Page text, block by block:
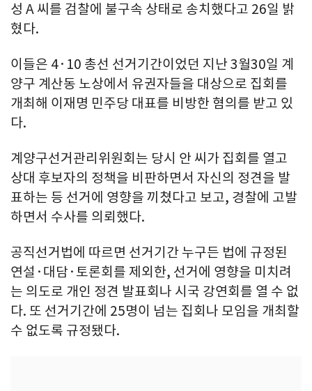
성 A 씨를 검찰에 불구속 상태로 송치했다고 26일 밝
혔다.
이들은 4·10 총선 선거기간이었던 지난 3월30일 계
양구 계산동 노상에서 유권자들을 대상으로 집회를
개최해 이재명 민주당 대표를 비방한 혐의를 받고 있
다.
계양구선거관리위원회는 당시 안 씨가 집회를 열고
상대 후보자의 정책을 비판하면서 자신의 정견을 발
표하는 등 선거에 영향을 끼쳤다고 보고, 경찰에 고발
하면서 수사를 의뢰했다.
공직선거법에 따르면 선거기간 누구든 법에 규정된
연설·대담·토론회를 제외한, 선거에 영향을 미치려
는 의도로 개인 정견 발표회나 시국 강연회를 열 수 없
다. 또 선거기간에 25명이 넘는 집회나 모임을 개최할
수 없도록 규정됐다.